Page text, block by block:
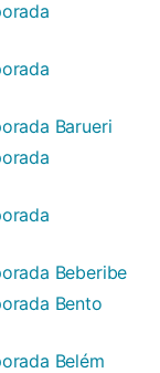
Barueri
Beberibe
Bento
Belém